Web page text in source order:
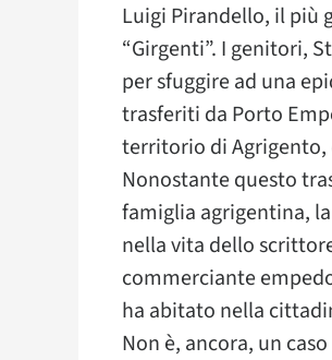
Luigi Pirandello, il più
“Girgenti”. I genitori,
per sfuggire ad una
trasferiti da Porto
territorio di
Nonostante questo
famiglia agrigentina,
nella vita dello
commerciante
ha abitato nella
Non è, ancora, un